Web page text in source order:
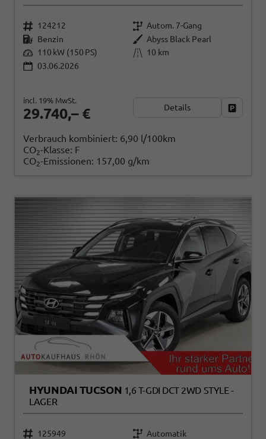
124212
Autom. 7-Gang
Benzin
Abyss Black Pearl
110 kW (150 PS)
10 km
03.06.2026
29.740,– €
incl. 19% MwSt.
Details
Verbrauch kombiniert: 6,90 l/100km
CO2-Klasse: F
CO2-Emissionen: 157,00 g/km
HYUNDAI TUCSON 1,6 T-GDI DCT 2WD STYLE -
LAGER
125949
Automatik